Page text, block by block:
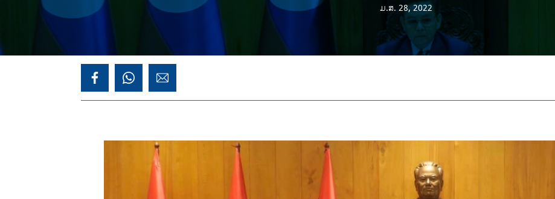
ມ.ສ. 28, 2022